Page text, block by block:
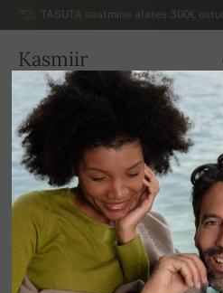
TASUTA saatmine alates 300€
Kasmiir
EESTI
Koju
Luksuslikud naiste kašmiirist
Paksud kašmiirist talvesviitrid naistele